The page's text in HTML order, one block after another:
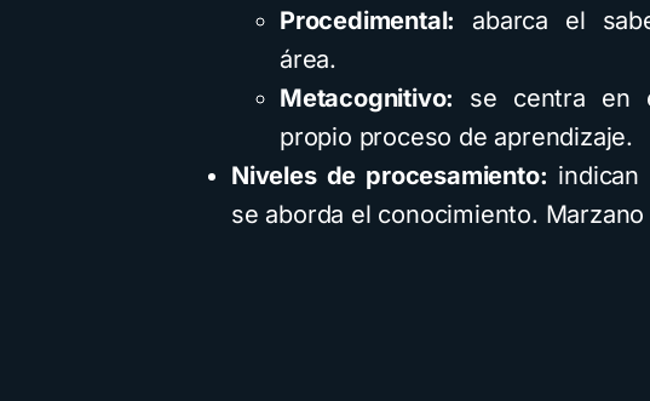
Procedimental: abarca el
área.
Metacognitivo: se centra en
propio proceso de aprendizaje.
Niveles de procesamiento:
se aborda el conocimiento.